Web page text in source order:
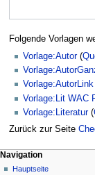
Folgende Vorlagen
Vorlage:Autor(
Vorlage:AutorLink
Vorlage:Lit WAC
Vorlage:Literatur(
Zurück zur Seite
Navigation
Hauptseite